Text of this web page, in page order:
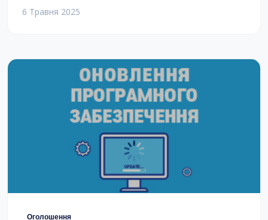
додаток).Додано додаткові налаштування для
проведення фіскальних операцій під певним
касиром. Інші засоби безготівкової оплати – як
окремий тип оплати.На формі оплати додано
поля для вводу суми […]
6 Травня 2025
Оголошення